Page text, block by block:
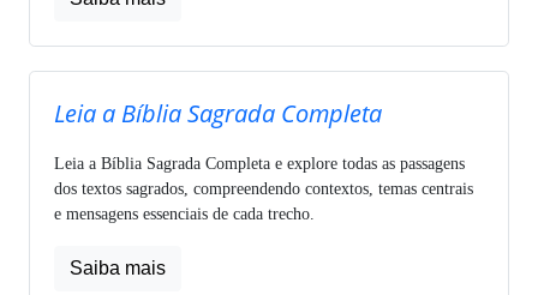
Leia a Bíblia Sagrada Completa
Leia a Bíblia Sagrada Completa e explore todas as passagens
dos textos sagrados, compreendendo contextos, temas centrais
e mensagens essenciais de cada trecho.
Saiba mais